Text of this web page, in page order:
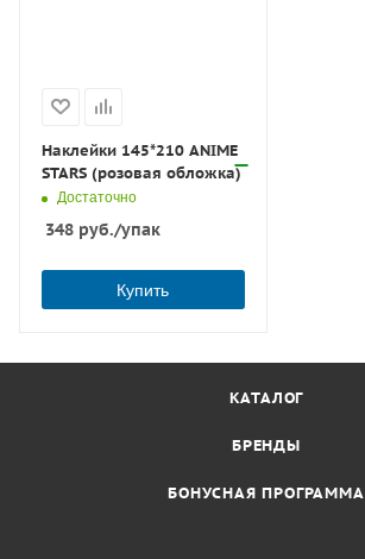
Наклейки 145*210 ANIME
STARS (розовая обложка)
Достаточно
348 руб./упак
Купить
КАТАЛОГ
БРЕНДЫ
БОНУСНАЯ ПРОГРАММА